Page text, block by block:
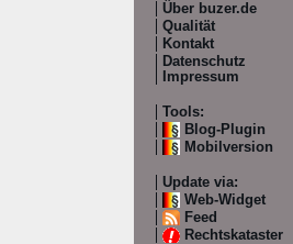
Über buzer.de
Qualität
Kontakt
Datenschutz
Impressum
Tools:
Blog-Plugin
Mobilversion
Update via:
Web-Widget
Feed
Rechtskataster